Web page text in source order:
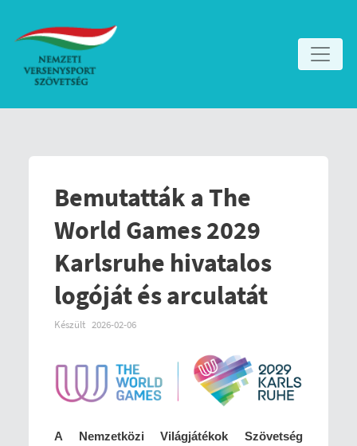
Bemutatták a The
World Games 2029
Karlsruhe hivatalos
logóját és arculatát
Készült 2026-02-06
A Nemzetközi Világjátékok Szövetség